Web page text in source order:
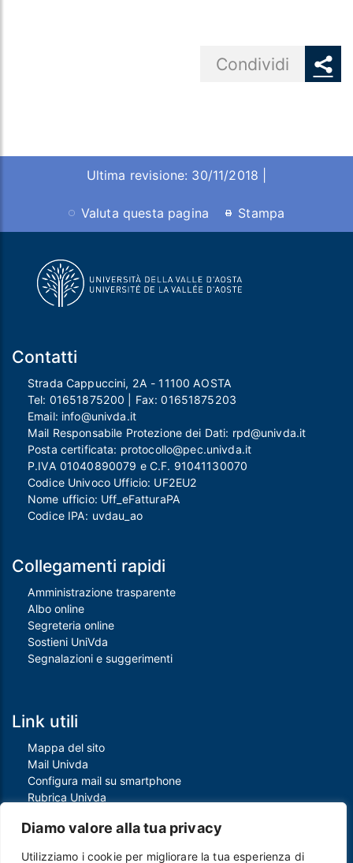
Diamo valore alla tua privacy
Utilizziamo i cookie per migliorare la tua esperienza di
Condividi
Ultima revisione: 30/11/2018 |
Valuta questa pagina Stampa
Contatti
Strada Cappuccini, 2A - 11100 AOSTA
Tel: 01651875200 | Fax:01651875203
Email: info@univda.it
Mail Responsabile Protezione dei Dati: rpd@univda.it
Posta certificata: protocollo@pec.univda.it
P.IVA 01040890079 e C.F. 91041130070
Codice Univoco Ufficio: UF2EU2
Nome ufficio: Uff_eFatturaPA
Codice IPA: uvdau_ao
Collegamenti rapidi
Amministrazione trasparente
Albo online
Segreteria online
Sostieni UniVda
Segnalazioni e suggerimenti
Link utili
Mappa del sito
Mail Univda
Configura mail su smartphone
Rubrica Univda